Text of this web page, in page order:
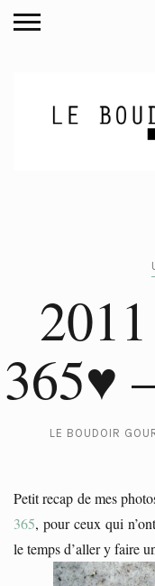
365♥
LE BOUDOIR
Petit recap de mes
365, pour ceux qui
le temps d’aller y faire